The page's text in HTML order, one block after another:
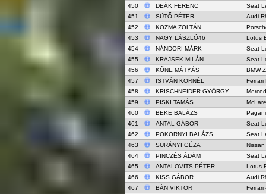
450
DEÁK FERENC
Seat
451
SÜTŐ PÉTER
Audi
452
KOZMA ZOLTÁN
453
NAGY LÁSZLÓ46
Lotus
454
NÁNDORI MÁRK
Seat
455
KRAJSEK MILÁN
Seat
456
KŐNE MÁTYÁS
BMW
457
ISTVÁN KORNÉL
Ferrari
458
KRISCHNEIDER GYÖRGY
459
PISKI TAMÁS
460
BEKE BALÁZS
461
ANTAL GÁBOR
Seat
462
POKORNYI BALÁZS
Seat
463
SURÁNYI GÉZA
Nissan
464
PINCZÉS ÁDÁM
Seat
465
ANTALOVITS PÉTER
Lotus
466
KISS GÁBOR
Audi
467
BÁN VIKTOR
Ferrari